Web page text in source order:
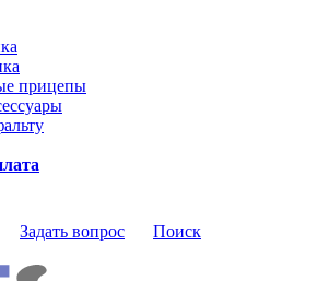
прицепы
Задать вопрос Поиск